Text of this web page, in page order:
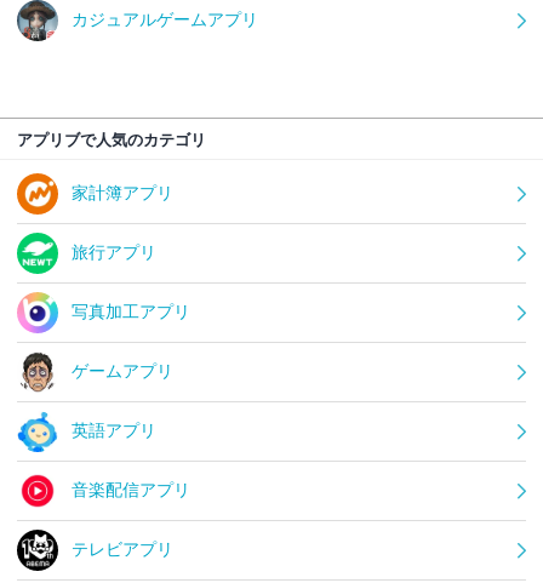
カジュアルゲームアプリ
アプリブで人気のカテゴリ
家計簿アプリ
旅行アプリ
写真加工アプリ
ゲームアプリ
英語アプリ
音楽配信アプリ
テレビアプリ